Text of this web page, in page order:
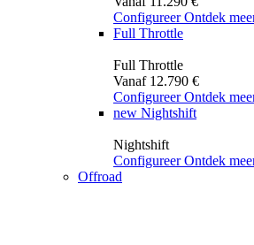
Configureer Ontdek
Full Throttle
Full Throttle
Vanaf 12.790 €
Configureer Ontdek
new Nightshift
Nightshift
Configureer Ontdek
Offroad